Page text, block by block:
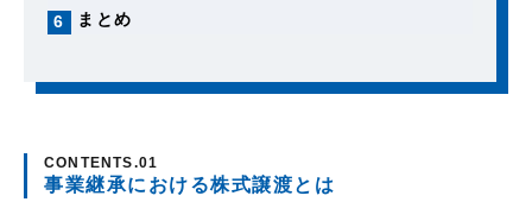
6 まとめ
事業継承における株式譲渡とは